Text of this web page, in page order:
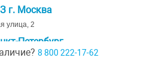
г. Москва
улица, 2
Петербург
Черных д. 29
8 800 222-17-62